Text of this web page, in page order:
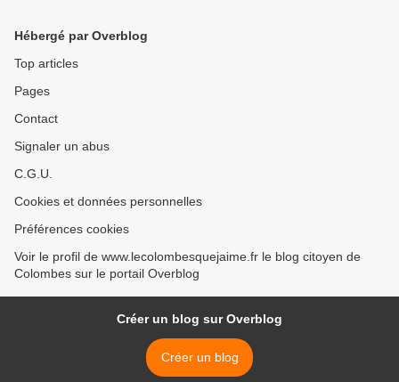
Hébergé par Overblog
Top articles
Pages
Contact
Signaler un abus
C.G.U.
Cookies et données personnelles
Préférences cookies
Voir le profil de www.lecolombesquejaime.fr le blog citoyen de
Colombes sur le portail Overblog
Créer un blog sur Overblog
Créer un blog